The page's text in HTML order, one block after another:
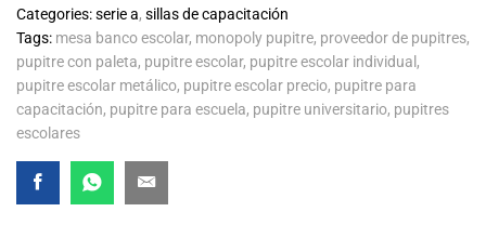
Categories:serie a, sillas de capacitación
Tags: mesa banco escolar, monopoly pupitre, proveedor de pupitres,
pupitre con paleta, pupitre escolar, pupitre escolar individual,
pupitre escolar metálico, pupitre escolar precio, pupitre para
capacitación, pupitre para escuela, pupitre universitario, pupitres
escolares